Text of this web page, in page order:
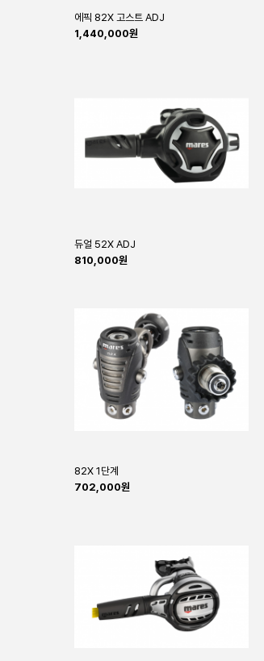
에픽 82X 고스트 ADJ
1,440,000원
듀얼 52X ADJ
810,000원
82X 1단계
702,000원